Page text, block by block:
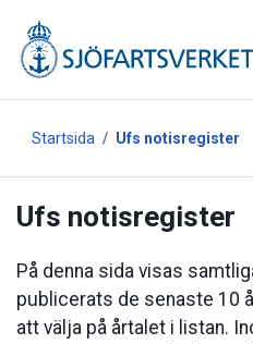
Startsida Ufs notisregister
Ufs notisregister
På denna sida visas
publicerats de senaste 10
att välja på årtalet i listan.